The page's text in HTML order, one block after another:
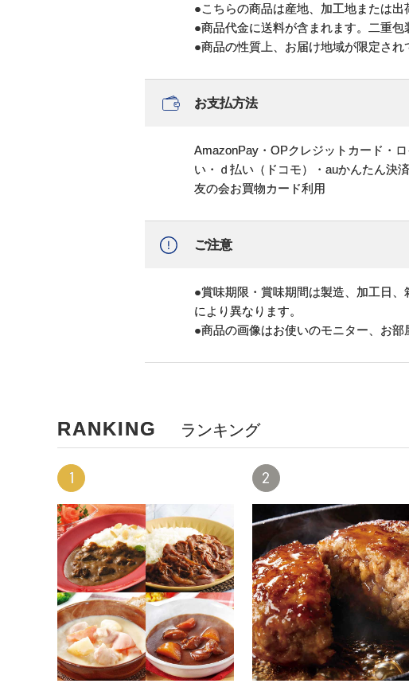
●こちらの商品は産地、加工地または出
●商品代金に送料が含まれます。二重
●商品の性質上、お届け地域が限定され
お支払方法
AmazonPay・OPクレジットカード・
い・ｄ払い（ドコモ）・auかんたん決
友の会お買物カード利用
ご注意
●賞味期限・賞味期間は製造、加工日
により異なります。
●商品の画像はお使いのモニター、お部
RANKING ランキング
1 2